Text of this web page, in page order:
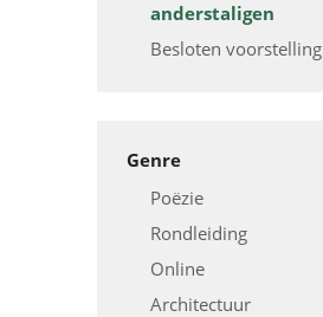
anderstaligen
Besloten voorstelling
Genre
Poëzie
Rondleiding
Online
Architectuur